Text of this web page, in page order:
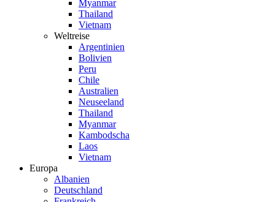
Myanmar
Thailand
Vietnam
Weltreise
Argentinien
Bolivien
Peru
Chile
Australien
Neuseeland
Thailand
Myanmar
Kambodscha
Laos
Vietnam
Europa
Albanien
Deutschland